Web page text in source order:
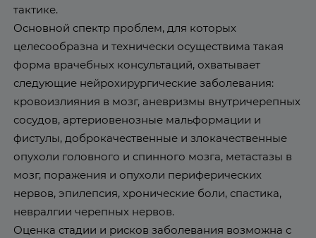
тактике.
Основной спектр проблем, для которых
целесообразна и технически осуществима такая
форма врачебных консультаций, охватывает
следующие нейрохирургические заболевания:
кровоизлияния в мозг, аневризмы внутричерепных
сосудов, артериовенозные мальформации и
фистулы, доброкачественные и злокачественные
опухоли головного и спинного мозга, метастазы в
мозг, поражения и опухоли периферических
нервов, эпилепсия, хронические боли, спастика,
невралгии черепных нервов.
Оценка стадии и рисков заболевания возможна с